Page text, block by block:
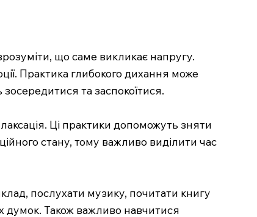
що саме викликає напругу.
Практика глибокого дихання може
та заспокоїтися.
Ці практики допоможуть зняти
стану, тому важливо виділити час
послухати музику, почитати книгу
думок. Також важливо навчитися